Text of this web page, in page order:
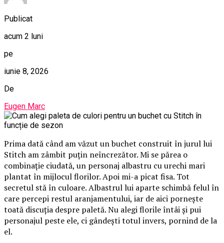
Publicat
acum 2 luni
pe
iunie 8, 2026
De
Eugen Marc
Prima dată când am văzut un buchet construit în jurul lui
Stitch am zâmbit puțin neîncrezător. Mi se părea o
combinație ciudată, un personaj albastru cu urechi mari
plantat în mijlocul florilor. Apoi mi-a picat fisa. Tot
secretul stă în culoare. Albastrul lui aparte schimbă felul în
care percepi restul aranjamentului, iar de aici pornește
toată discuția despre paletă. Nu alegi florile întâi și pui
personajul peste ele, ci gândești totul invers, pornind de la
el.